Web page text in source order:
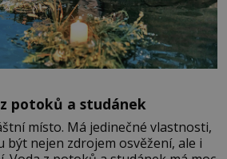
potoků a studánek
místo. Má jedinečné vlastnosti,
být nejen zdrojem osvěžení, ale i